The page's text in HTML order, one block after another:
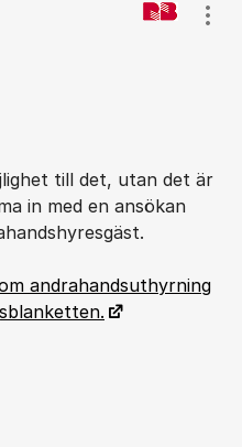
till det, utan det är
in med en ansökan
andrahandsuthyrning